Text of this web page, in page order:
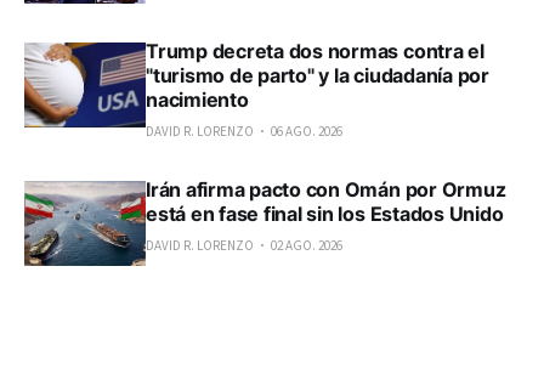
Trump decreta dos normas contra el
"turismo de parto" y la ciudadanía por
nacimiento
DAVID R. LORENZO 06 AGO. 2026
Irán afirma pacto con Omán por Ormuz
está en fase final sin los Estados Unido
DAVID R. LORENZO 02 AGO. 2026